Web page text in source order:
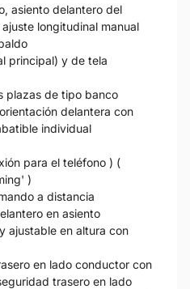
asiento delantero del
longitudinal manual
principal) y de tela
plazas de tipo banco
delantera con
individual
para el teléfono ) (
)
a distancia
en asiento
ajustable en altura con
en lado conductor con
trasero en lado